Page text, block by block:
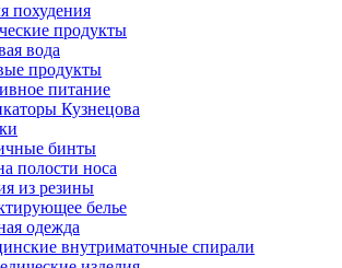
похудения
продукты
вода
продукты
питание
Кузнецова
бинты
полости носа
из резины
белье
одежда
внутриматочные спирали